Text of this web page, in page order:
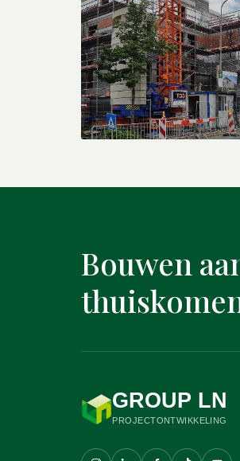
Bouwen
GROUP LN
PROJECTONTWIKKELING